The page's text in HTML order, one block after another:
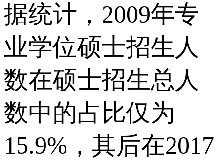
据统计，2009年专
业学位硕士招生人
数在硕士招生总人
数中的占比仅为
15.9%，其后在2017